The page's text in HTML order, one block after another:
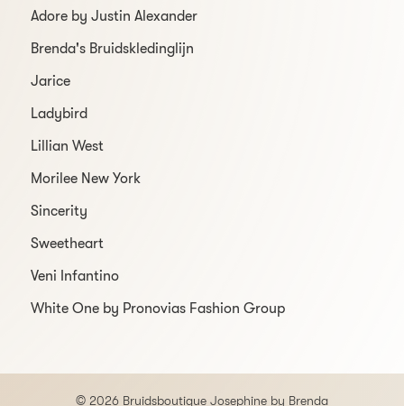
Adore by Justin Alexander
Brenda's Bruidskledinglijn
Jarice
Ladybird
Lillian West
Morilee New York
Sincerity
Sweetheart
Veni Infantino
White One by Pronovias Fashion Group
© 2026 Bruidsboutique Josephine by Brenda